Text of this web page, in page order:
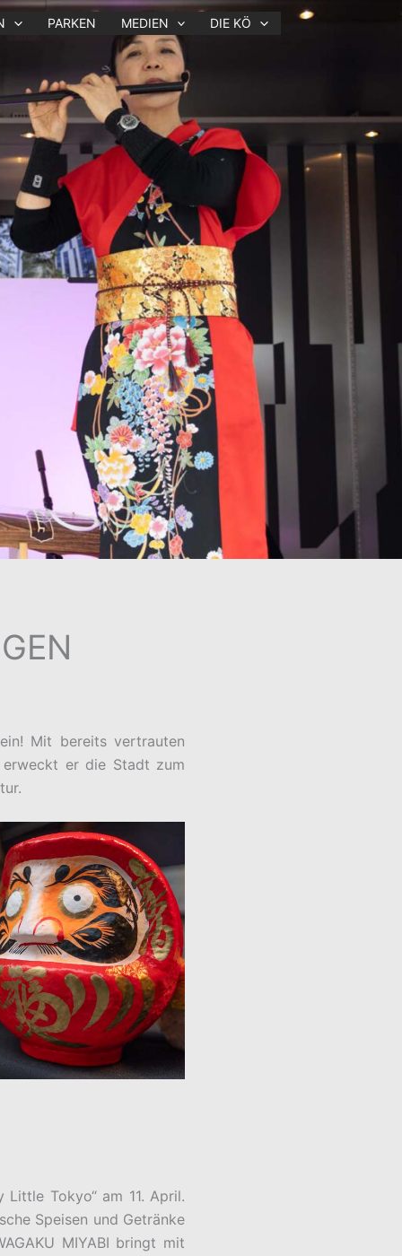
PARKEN MEDIEN DIE KÖ
Mit bereits vertrauten
erweckt er die Stadt zum
Tokyo“ am 11. April.
Speisen und Getränke
MIYABI bringt mit